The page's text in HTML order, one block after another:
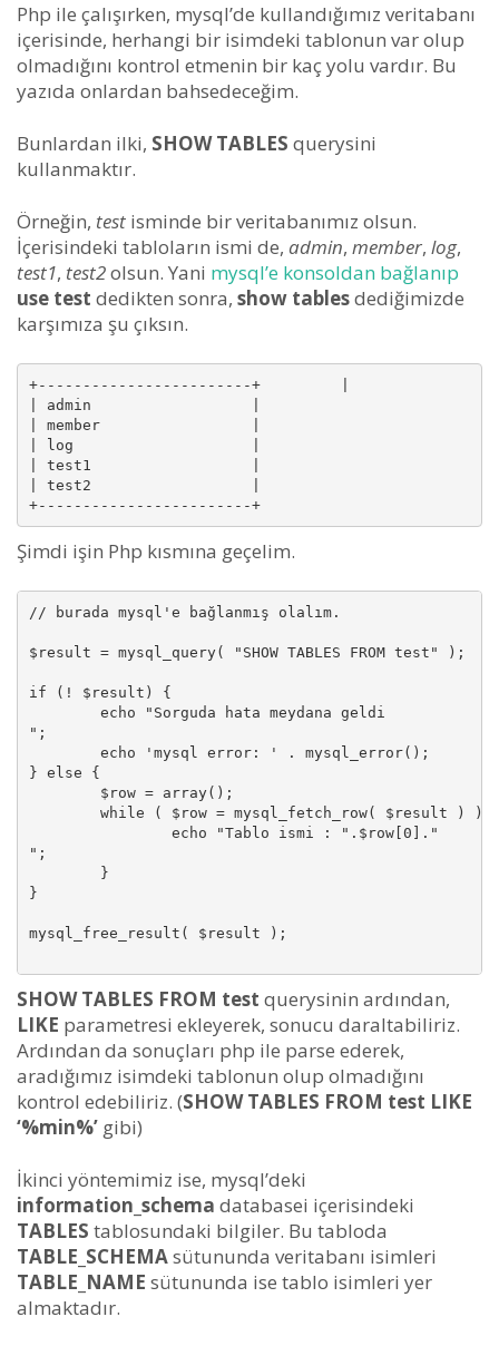
Php ile çalışırken, mysql’de kullandığımız veritabanı
içerisinde, herhangi bir isimdeki tablonun var olup
olmadığını kontrol etmenin bir kaç yolu vardır. Bu
yazıda onlardan bahsedeceğim.
Bunlardan ilki, SHOW TABLES querysini
kullanmaktır.
Örneğin, test isminde bir veritabanımız olsun.
İçerisindeki tabloların ismi de, admin, member, log,
test1, test2olsun. Yani mysql’e konsoldan bağlanıp
use test dedikten sonra, show tablesdediğimizde
karşımıza şu çıksın.
+------------------------+         |
| admin                  |
| member                 |
| log                    |
| test1                  |
| test2                  |
+------------------------+
Şimdi işin Php kısmına geçelim.
// burada mysql'e bağlanmış olalım.
$result = mysql_query( "SHOW TABLES FROM test" );
if (! $result) {
	echo "Sorguda hata meydana geldi
";
} else {
		echo "Tablo ismi : ".$row[0]."
";
}
mysql_free_result( $result );
SHOW TABLES FROM test querysinin ardından,
LIKE parametresi ekleyerek, sonucu daraltabiliriz.
Ardından da sonuçları php ile parse ederek,
aradığımız isimdeki tablonun olup olmadığını
kontrol edebiliriz. (SHOW TABLES FROM test LIKE
‘%min%’ gibi)
İkinci yöntemimiz ise, mysql’deki
information_schema databasei içerisindeki
TABLES tablosundaki bilgiler. Bu tabloda
TABLE_SCHEMAsütununda veritabanı isimleri
TABLE_NAME sütununda ise tablo isimleri yer
almaktadır.